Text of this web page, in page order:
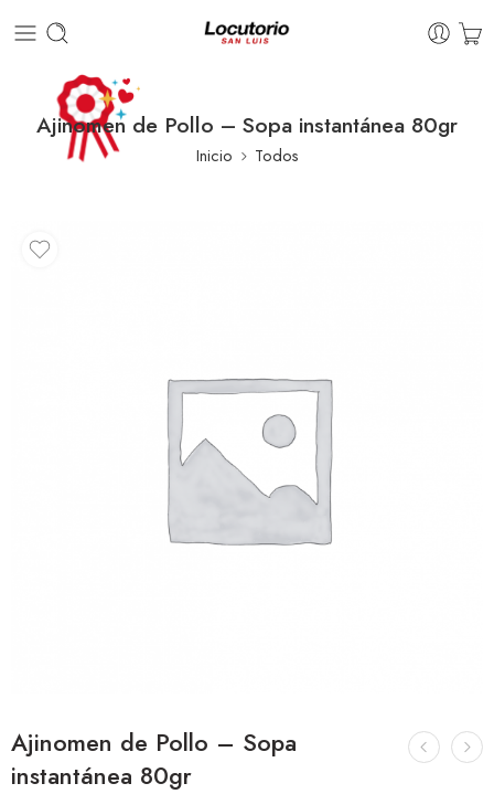
Ajinomen de Pollo – Sopa instantánea 80gr
Inicio Todos
Ajinomen de Pollo – Sopa
instantánea 80gr